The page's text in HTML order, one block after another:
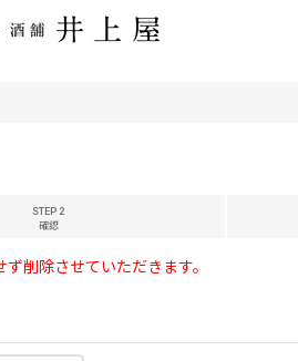
STEP 2
確認
削除させていただきます。